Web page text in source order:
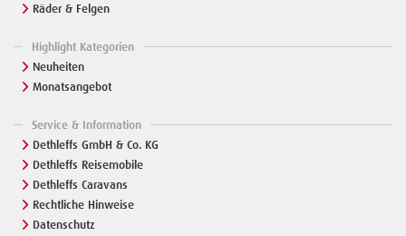
Räder & Felgen
Highlight Kategorien
Neuheiten
Monatsangebot
Service & Information
Dethleffs GmbH & Co. KG
Dethleffs Reisemobile
Dethleffs Caravans
Rechtliche Hinweise
Datenschutz